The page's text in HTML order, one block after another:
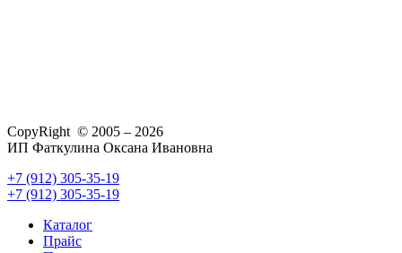
CopyRight © 2005 – 2026
ИП Фаткулина Оксана Ивановна
+7 (912) 305-35-19
+7 (912) 305-35-19
Каталог
Прайс